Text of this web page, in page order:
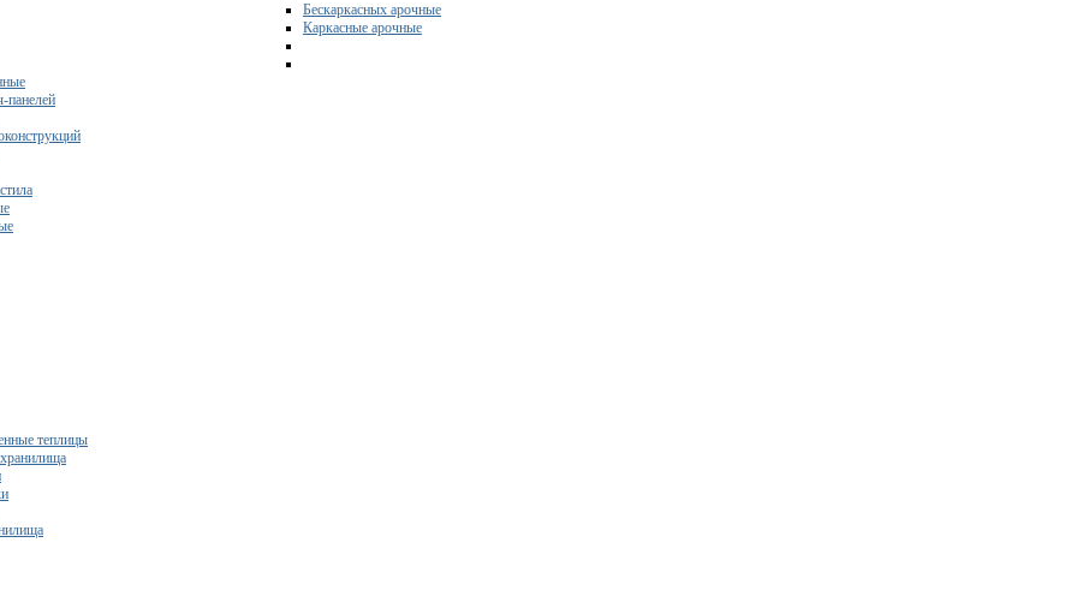
Бескаркасных арочные
Каркасные арочные
панелей
теплицы
расчет сметы исходя из вашего бюджета!